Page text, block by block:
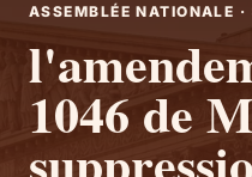
ASSEMBLÉE NATIONALE ·
1046 de